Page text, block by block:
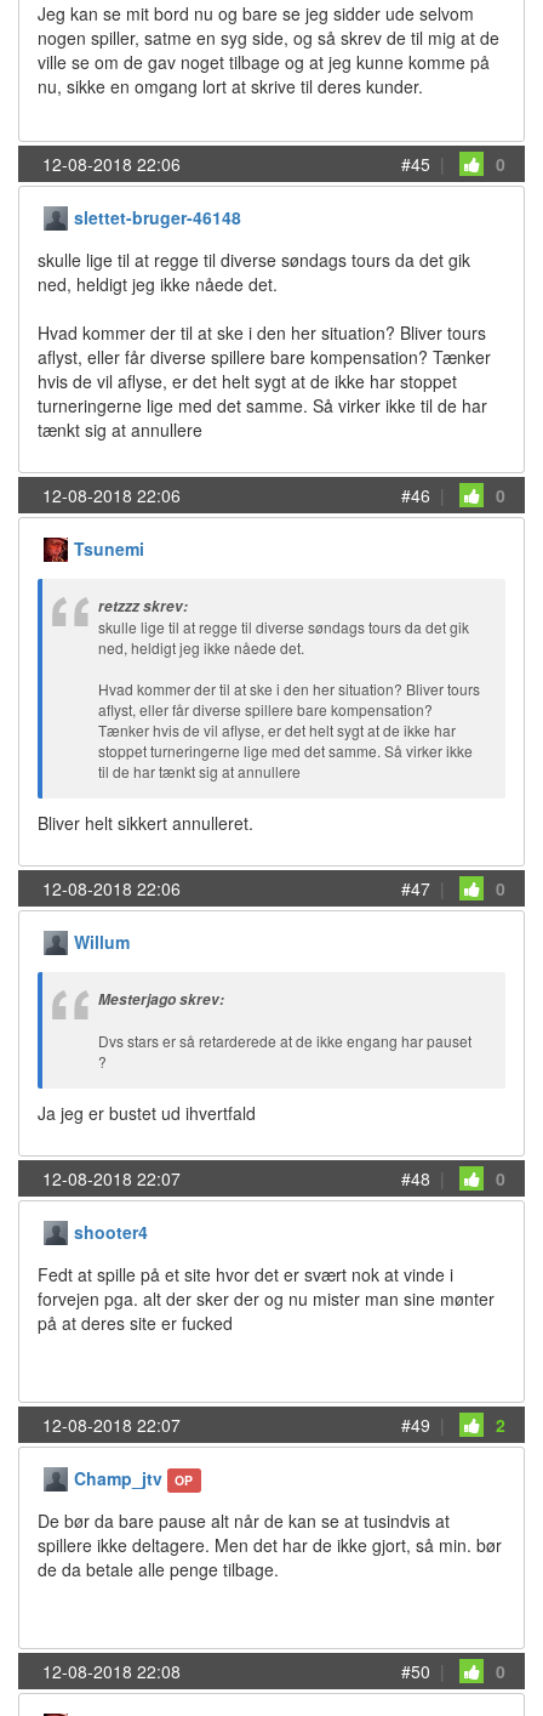
Jeg kan se mit bord nu og bare se jeg sidder ude selvom
nogen spiller, satme en syg side, og så skrev de til mig at de
ville se om de gav noget tilbage og at jeg kunne komme på
nu, sikke en omgang lort at skrive til deres kunder.
12-08-2018 22:06 #45 | 0
slettet-bruger-46148
skulle lige til at regge til diverse søndags tours da det gik
ned, heldigt jeg ikke nåede det.
Hvad kommer der til at ske i den her situation? Bliver tours
aflyst, eller får diverse spillere bare kompensation? Tænker
hvis de vil aflyse, er det helt sygt at de ikke har stoppet
turneringerne lige med det samme. Så virker ikke til de har
tænkt sig at annullere
12-08-2018 22:06 #46 | 0
Tsunemi
retzzz skrev:
skulle lige til at regge til diverse søndags tours da det gik
ned, heldigt jeg ikke nåede det.
Hvad kommer der til at ske i den her situation? Bliver tours
aflyst, eller får diverse spillere bare kompensation?
Tænkerhvis de vil aflyse, er det helt sygt at de ikke har
stoppet turneringerne lige med det samme. Så virker ikke
til de har tænkt sig at annullere
Bliver helt sikkert annulleret.
12-08-2018 22:06 #47 | 0
Willum
Mesterjago skrev:
Dvs stars er så retarderede at de ikke engang har pauset
?
Ja jeg er bustet ud ihvertfald
12-08-2018 22:07 #48 | 0
shooter4
Fedt at spille på et site hvor det er svært nok at vinde i
forvejen pga. alt der sker der og nu mister man sine mønter
på at deres site er fucked
12-08-2018 22:07 #49 | 2
Champ_jtv OP
De bør da bare pause alt når de kan se at tusindvis at
spillere ikke deltagere. Men det har de ikke gjort, så min. bør
de da betale alle penge tilbage.
12-08-2018 22:08 #50 | 0